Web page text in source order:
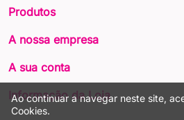
Ao continuar a navegar neste site,
Cookies.
Produtos
A nossa empresa
A sua conta
Informação da Loja